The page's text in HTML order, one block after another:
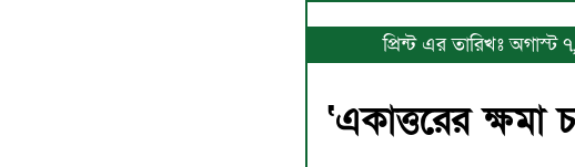
প্রিন্ট এর তারিখঃ
‘একাত্তরের